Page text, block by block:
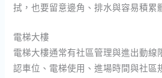
拭，也要留意邊角、排水與容易積累
電梯大樓
電梯大樓通常有社區管理與進出動線
認車位、電梯使用、進場時間與社區